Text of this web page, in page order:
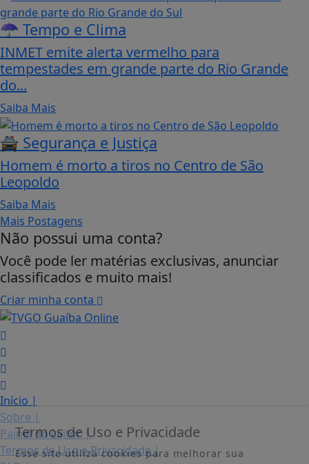
☂️ Tempo e Clima
INMET emite alerta vermelho para
tempestades em grande parte do Rio Grande
do...
Saiba Mais
🚔 Segurança e Justiça
Homem é morto a tiros no Centro de São
Leopoldo
Saiba Mais
Mais Postagens
Não possui uma conta?
Você pode ler matérias exclusivas, anunciar
classificados e muito mais!
Criar minha conta
Início |
Sobre |
Painel do Leitor |
Termos de Uso e Privacidade|
Termos de Uso e Privacidade
Esse site utiliza cookies para melhorar sua